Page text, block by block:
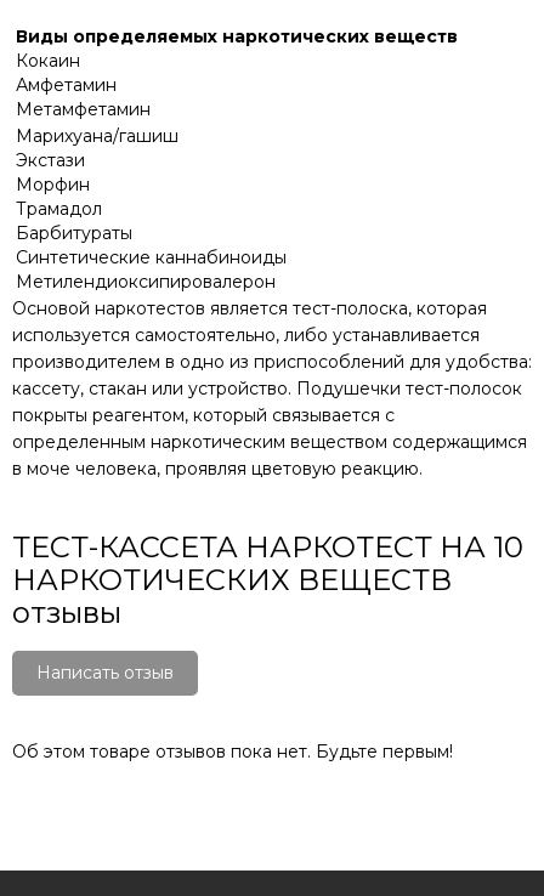
Виды определяемых наркотических веществ
Кокаин
Амфетамин
Метамфетамин
Марихуана/гашиш
Экстази
Морфин
Трамадол
Барбитураты
Синтетические каннабиноиды
Метилендиоксипировалерон
Основой наркотестов является тест-полоска, которая
используется самостоятельно, либо устанавливается
производителем в одно из приспособлений для удобства:
кассету, стакан или устройство. Подушечки тест-полосок
покрыты реагентом, который связывается с
определенным наркотическим веществом содержащимся
в моче человека, проявляя цветовую реакцию.
ТЕСТ-КАССЕТА НАРКОТЕСТ НА 10
НАРКОТИЧЕСКИХ ВЕЩЕСТВ
отзывы
Написать отзыв
Об этом товаре отзывов пока нет. Будьте первым!